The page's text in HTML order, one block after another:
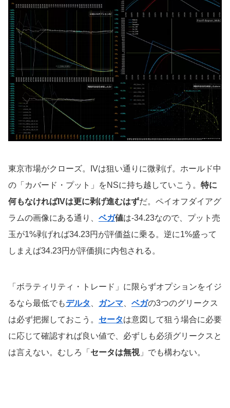
東京市場がクローズ。IVは狙い通りに微剥げ。ホールド中
の「カバード・プット」をNSに持ち越していこう。 特に
何もなければIVは更に剥げ進むはずだ。ペイオフダイアグ
ラムの画像にある通り、 ベガ値は-34.23なので、プット売
玉が1%剥げれば34.23円が評価益に乗る。逆に1%盛って
しまえば34.23円が評価損に内包される。
「ボラティリティ・トレード」に限らずオプションをイジ
るなら最低でもデルタ ガンマ ベガの3つのグリークス
は必ず把握しておこう。 セータは意図して狙う場合に必要
に応じて確認すれば良い値で、必ずしも必須グリークスと
は言えない。むしろ「 セータは無視」でも構わない。